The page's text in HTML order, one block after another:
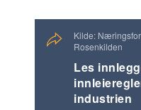
Kilde:
Rosenkilden
Les
industrien